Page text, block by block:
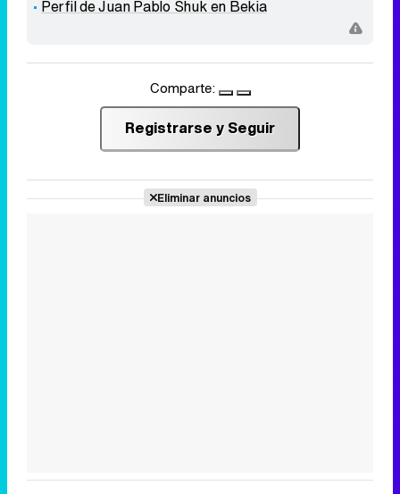
Perfil de Juan Pablo Shuk en Bekia
Comparte:
Registrarse y Seguir
Eliminar anuncios